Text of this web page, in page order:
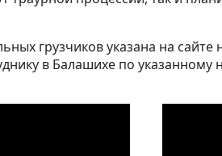
грузчиков указана на
в Балашихе по указанному